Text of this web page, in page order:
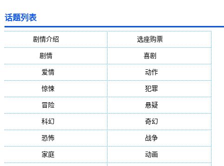
话题列表
剧情介绍 选座购票(5388)
剧情 喜剧
爱情(887) 动作
惊悚(648) 犯罪
冒险(377) 悬疑
科幻 奇幻
恐怖(236) 战争
家庭(195) 动画